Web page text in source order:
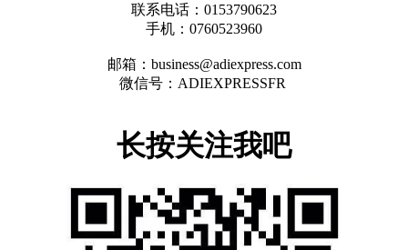
联系电话： 0153790623
手机： 0760523960
邮箱： business@adiexpress.com
微信号： ADIEXPRESSFR
长按关注我吧